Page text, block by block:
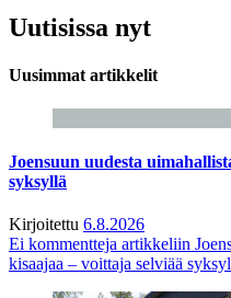
Uutisissa nyt
Uusimmat artikkelit
Joensuun uudesta
syksyllä
Kirjoitettu 6.8.2026
Ei kommentteja artikkeliin
kisaajaa – voittaja selviää